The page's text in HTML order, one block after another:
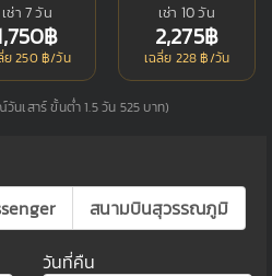
เช่า 7 วัน
฿
ย 250 ฿/วัน
เช่า 10 วัน
2,275฿
เฉลี่ย 228 ฿/วัน
เสาร์ ขั้นต่ำ 1.5 วัน 525 บาท)
สนามบินสุวรรณภูมิ
วันที่คืน